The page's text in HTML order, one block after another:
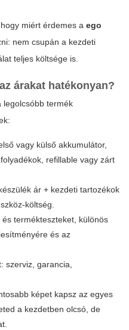
miért érdemes a ego
nem csupán a kezdeti
teljes költsége is.
árakat hatékonyan?
legolcsóbb termék
vagy külső akkumulátor,
refillable vagy zárt
ár + kezdeti tartozékok
költség.
termékteszteket, különös
és az
szerviz, garancia,
képet kapsz az egyes
a kezdetben olcsó, de